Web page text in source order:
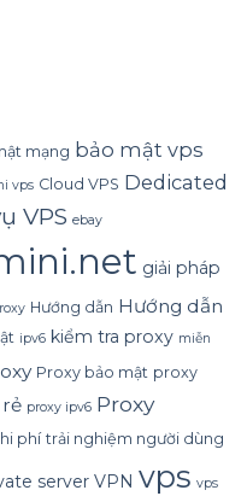
mạng bảo mật vps
vps Cloud VPS Dedicated
VPS ebay
giải pháp
Hướng dẫn Hướng dẫn
ipv6 kiểm tra proxy miễn
Proxy bảo mật proxy
proxy ipv6 Proxy
phí trải nghiệm người dùng
server VPN vps vps